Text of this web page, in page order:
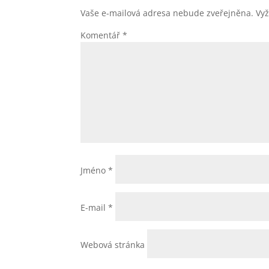
Vaše e-mailová adresa nebude zveřejněna.
Komentář*
Jméno*
E-mail*
Webová stránka